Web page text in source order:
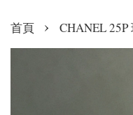
首頁 › CHANEL